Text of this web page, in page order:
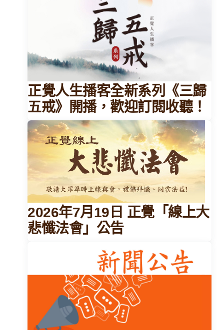
正覺人生播客全新系列《三歸
五戒》開播，歡迎訂閱收聽！
2026年7月19日 正覺「線上大
悲懺法會」公告